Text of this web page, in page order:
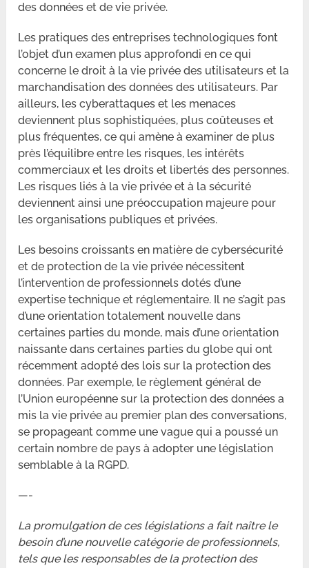
des données et de vie privée.
Les pratiques des entreprises technologiques font
l’objet d’un examen plus approfondi en ce qui
concerne le droit à la vie privée des utilisateurs et la
marchandisation des données des utilisateurs. Par
ailleurs, les cyberattaques et les menaces
deviennent plus sophistiquées, plus coûteuses et
plus fréquentes, ce qui amène à examiner de plus
près l’équilibre entre les risques, les intérêts
commerciaux et les droits et libertés des personnes.
Les risques liés à la vie privée et à la sécurité
deviennent ainsi une préoccupation majeure pour
les organisations publiques et privées.
Les besoins croissants en matière de cybersécurité
et de protection de la vie privée nécessitent
l’intervention de professionnels dotés d’une
expertise technique et réglementaire. Il ne s’agit pas
d’une orientation totalement nouvelle dans
certaines parties du monde, mais d’une orientation
naissante dans certaines parties du globe qui ont
récemment adopté des lois sur la protection des
données. Par exemple, le règlement général de
l’Union européenne sur la protection des données a
mis la vie privée au premier plan des conversations,
se propageant comme une vague qui a poussé un
certain nombre de pays à adopter une législation
semblable à la RGPD.
—-
La promulgation de ces législations a fait naître le
besoin d’une nouvelle catégorie de professionnels,
tels que les responsables de la protection des